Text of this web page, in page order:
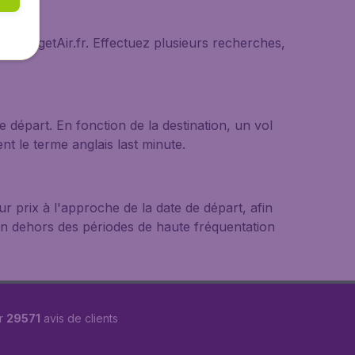
BudgetAir.fr. Effectuez plusieurs recherches,
départ. En fonction de la destination, un vol
le terme anglais last minute.
prix à l'approche de la date de départ, afin
dehors des périodes de haute fréquentation
29571 avis de clients